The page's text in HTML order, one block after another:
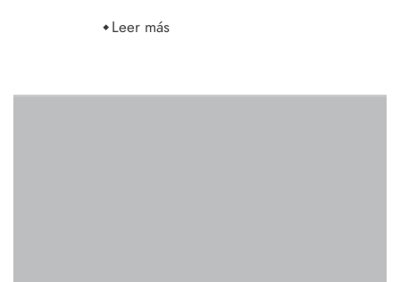
Leer más